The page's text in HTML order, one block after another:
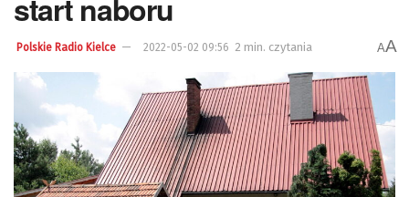
start naboru
Polskie Radio Kielce 2022-05-02 09:56 2 min. czytania AA